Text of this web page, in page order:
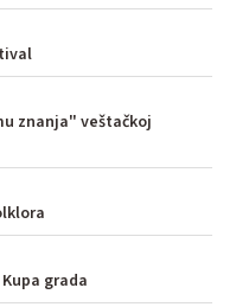
znanja" veštačkoj
grada